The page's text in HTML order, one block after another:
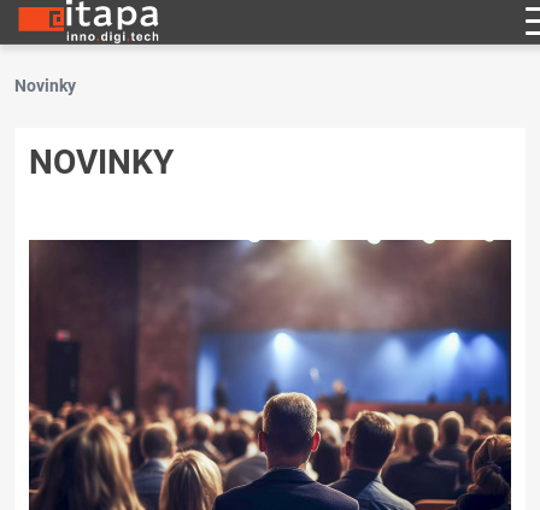
Novinky
NOVINKY